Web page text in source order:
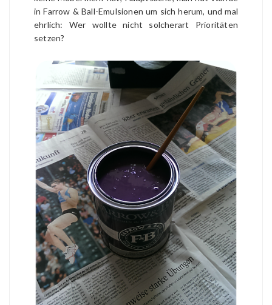
in Farrow & Ball-Emulsionen um sich herum, und mal
ehrlich: Wer wollte nicht solcherart Prioritäten
setzen?